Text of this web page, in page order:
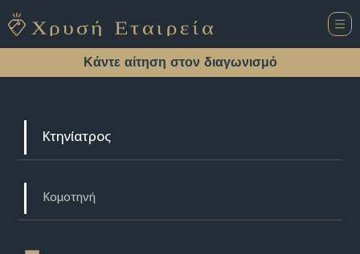
Κάντε αίτηση στον διαγωνισμό